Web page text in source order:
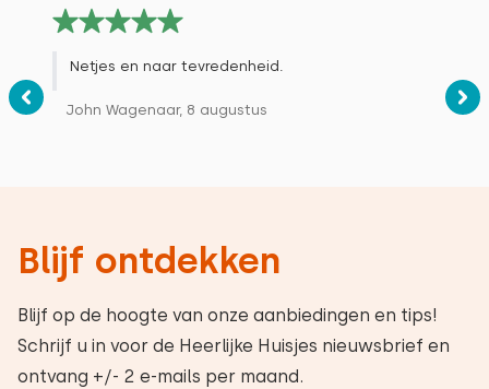
Netjes en naar tevredenheid.
John Wagenaar, 8 augustus
Blijf ontdekken
Blijf op de hoogte van onze aanbiedingen en tips!
Schrijf u in voor de Heerlijke Huisjes nieuwsbrief en
ontvang +/- 2 e-mails per maand.